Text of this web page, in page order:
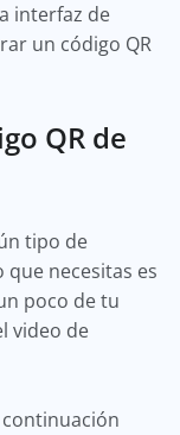
interfaz de
un código QR
QR de
tipo de
necesitas es
poco de tu
video de
continuación